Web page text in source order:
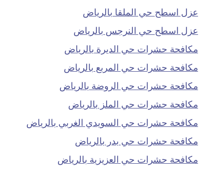
عزل اسطح حي الملقا بالرياض
عزل اسطح حي النرجس بالرياض
مكافحة حشرات حي الديرة بالرياض
مكافحة حشرات حي المربع بالرياض
مكافحة حشرات حي الروضة بالرياض
مكافحة حشرات حي الملز بالرياض
مكافحة حشرات حي السويدي الغربي بالرياض
مكافحة حشرات حي بدر بالرياض
مكافحة حشرات حي العزيزية بالرياض